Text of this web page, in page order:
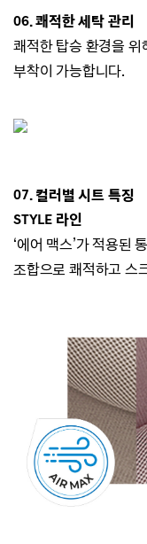
06. 쾌적한 세탁 관리
쾌적한 탑승 환경을 위
부착이 가능합니다.
07. 컬러별 시트 특징
STYLE 라인
‘에어 맥스’가 적용된
조합으로 쾌적하고 스